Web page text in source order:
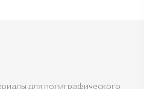
для полиграфического